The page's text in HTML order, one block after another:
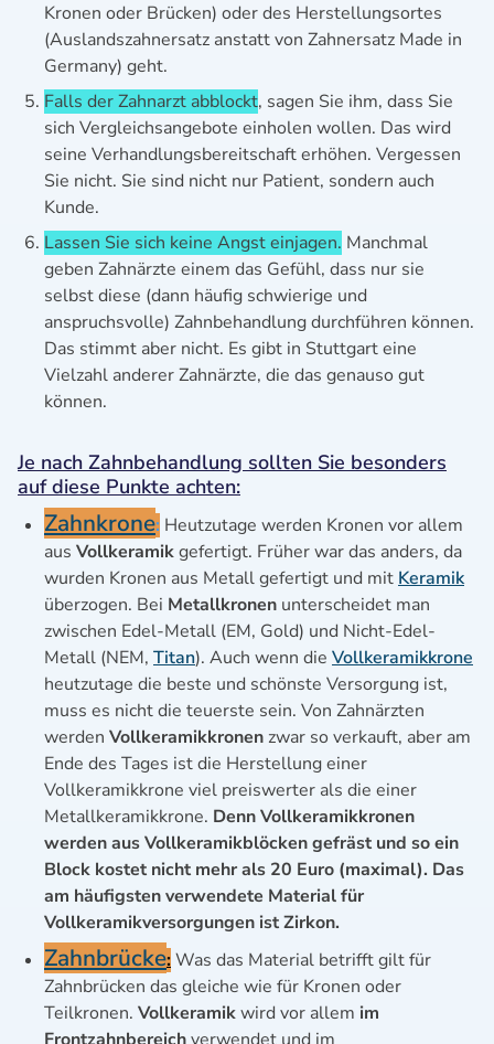
Kronen oder Brücken) oder des Herstellungsortes
(Auslandszahnersatz anstatt von Zahnersatz Made in
Germany) geht.
Falls der Zahnarzt abblockt, sagen Sie ihm, dass Sie
sich Vergleichsangebote einholen wollen. Das wird
seine Verhandlungsbereitschaft erhöhen. Vergessen
Sie nicht. Sie sind nicht nur Patient, sondern auch
Kunde.
Lassen Sie sich keine Angst einjagen. Manchmal
geben Zahnärzte einem das Gefühl, dass nur sie
selbst diese (dann häufig schwierige und
anspruchsvolle) Zahnbehandlung durchführen können.
Das stimmt aber nicht. Es gibt in Stuttgart eine
Vielzahl anderer Zahnärzte, die das genauso gut
können.
Je nach Zahnbehandlung sollten Sie besonders
auf diese Punkte achten:
Zahnkrone: Heutzutage werden Kronen vor allem
aus Vollkeramikgefertigt. Früher war das anders, da
wurden Kronen aus Metall gefertigt und mit Keramik
überzogen. Bei Metallkronen unterscheidet man
zwischen Edel-Metall (EM, Gold) und Nicht-Edel-
Metall (NEM, Titan). Auch wenn die Vollkeramikkrone
heutzutage die beste und schönste Versorgung ist,
muss es nicht die teuerste sein. Von Zahnärzten
werden Vollkeramikkronen zwar so verkauft, aber am
Ende des Tages ist die Herstellung einer
Vollkeramikkrone viel preiswerter als die einer
Metallkeramikkrone. Denn Vollkeramikkronen
werden aus Vollkeramikblöcken gefräst und so ein
Block kostet nicht mehr als 20 Euro (maximal). Das
am häufigsten verwendete Material für
Vollkeramikversorgungen ist Zirkon.
Zahnbrücke:Was das Material betrifft gilt für
Zahnbrücken das gleiche wie für Kronen oder
Teilkronen. Vollkeramikwird vor allem im